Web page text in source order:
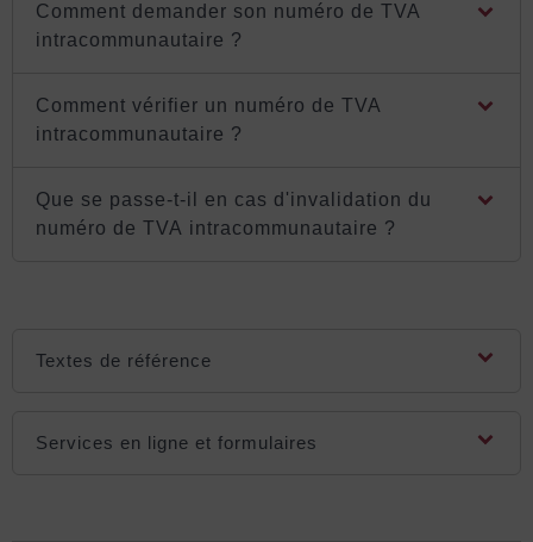
Comment demander son numéro de TVA
intracommunautaire ?
Comment vérifier un numéro de TVA
intracommunautaire ?
Que se passe-t-il en cas d'invalidation du
numéro de TVA intracommunautaire ?
Textes de référence
Services en ligne et formulaires